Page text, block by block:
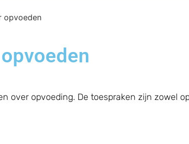
opvoeden
over opvoeding. De toespraken zijn zowel